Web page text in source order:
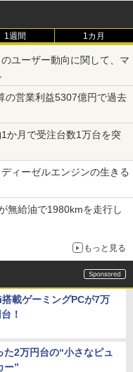
1週間 1カ月
ユーザー動向に関して、マ
の営業利益5307億円で過去
か月で受注台数1万台を突
ィーゼルエンジンの生きる
無給油で1980kmを走行し
もっと見る
載ゲーミングPCが7万
！
2万円台の“小さなピュ
ー”